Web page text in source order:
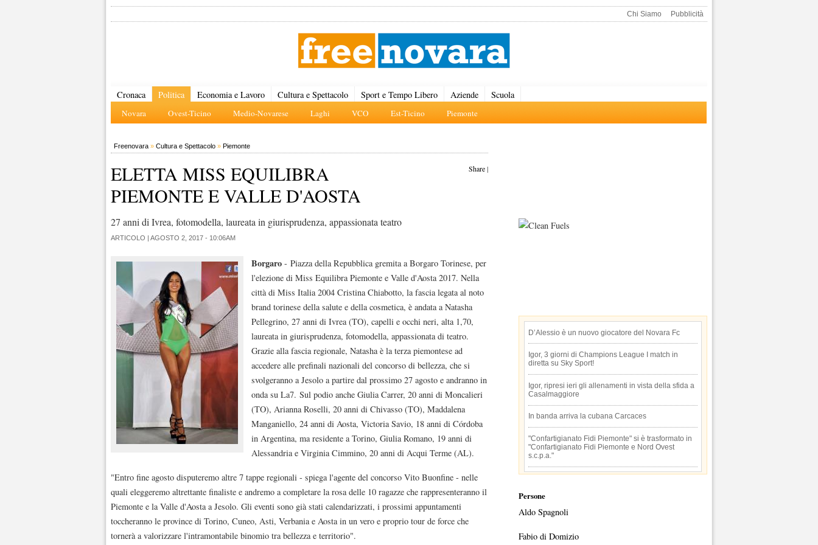
Chi Siamo Pubblicità
Cronaca Politica
Novara Ovest-Ticino Medio-Novarese Laghi VCO Est-Ticino Piemonte
Economia e Lavoro Cultura e Spettacolo Sport e Tempo Libero Aziende Scuola
Freenovara » Cultura e Spettacolo » Piemonte
Share|
ELETTA MISS EQUILIBRA
PIEMONTE E VALLE D'AOSTA
27 anni di Ivrea, fotomodella, laureata in giurisprudenza, appassionata teatro
ARTICOLO | AGOSTO 2, 2017 - 10:06AM
Borgaro - Piazza della Repubblica gremita a Borgaro Torinese, per
l'elezione di Miss Equilibra Piemonte e Valle d'Aosta 2017. Nella
città di Miss Italia 2004 Cristina Chiabotto, la fascia legata al noto
brand torinese della salute e della cosmetica, è andata a Natasha
Pellegrino, 27 anni di Ivrea (TO), capelli e occhi neri, alta 1,70,
laureata in giurisprudenza, fotomodella, appassionata di teatro.
Grazie alla fascia regionale, Natasha è la terza piemontese ad
accedere alle prefinali nazionali del concorso di bellezza, che si
svolgeranno a Jesolo a partire dal prossimo 27 agosto e andranno in
onda su La7. Sul podio anche Giulia Carrer, 20 anni di Moncalieri
(TO), Arianna Roselli, 20 anni di Chivasso (TO), Maddalena
Manganiello, 24 anni di Aosta, Victoria Savio, 18 anni di Córdoba
in Argentina, ma residente a Torino, Giulia Romano, 19 anni di
Alessandria e Virginia Cimmino, 20 anni di Acqui Terme (AL).
"Entro fine agosto disputeremo altre 7 tappe regionali - spiega l'agente del concorso Vito Buonfine - nelle
quali eleggeremo altrettante finaliste e andremo a completare la rosa delle 10 ragazze che rappresenteranno il
Piemonte e la Valle d'Aosta a Jesolo. Gli eventi sono già stati calendarizzati, i prossimi appuntamenti
toccheranno le province di Torino, Cuneo, Asti, Verbania e Aosta in un vero e proprio tour de force che
tornerà a valorizzare l'intramontabile binomio tra bellezza e territorio".
D’Alessio è un nuovo giocatore del Novara Fc
Igor, 3 giorni di Champions League I match in
diretta su Sky Sport!
Igor, ripresi ieri gli allenamenti in vista della sfida a
Casalmaggiore
In banda arriva la cubana Carcaces
"Confartigianato Fidi Piemonte" si è trasformato in
"Confartigianato Fidi Piemonte e Nord Ovest
s.c.p.a."
Persone
Aldo Spagnoli
Fabio di Domizio